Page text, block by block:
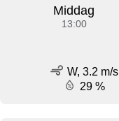
Middag
13:00
W, 3.2 m/s
29 %